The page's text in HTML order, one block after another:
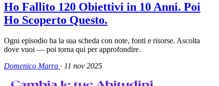
Ho Fallito 120 Obiettivi in 10 Anni. Poi
Ho Scoperto Questo.
Ogni episodio ha la sua scheda con note, fonti e risorse. Ascolta
dove vuoi — poi torna qui per approfondire.
Domenico Marra · 11 nov 2025